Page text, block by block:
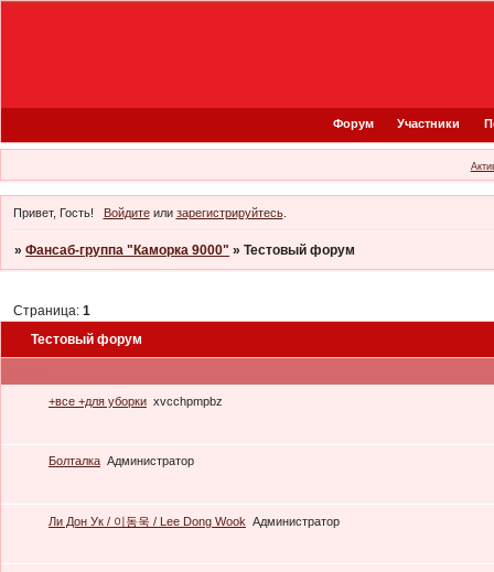
Форум Участники
Привет, Гость! Войдитеили зарегистрируйтесь.
»Фансаб-группа "Каморка 9000" »Тестовый форум
Тестовый форум
Страница:1
+все +для уборки xvcchpmpbz
Болталка Администратор
Ли Дон Ук / 이동욱 / Lee Dong Wook Администратор